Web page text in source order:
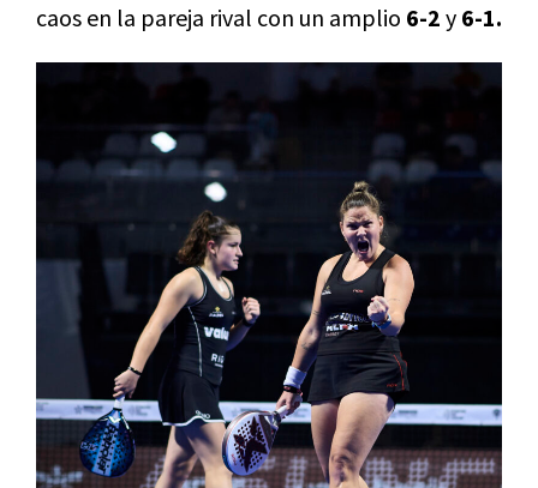
caos en la pareja rival con un amplio 6-2 y 6-1.